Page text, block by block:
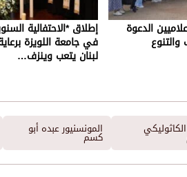
الدعوة إطلاق *الاحتفالية
في جامعة اللويزة
لبنان يتعب وينزف…
المونسنيور عبده أبو
كسم